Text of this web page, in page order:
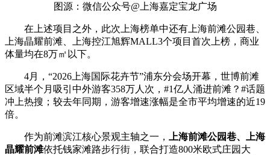
图源：微信公众号@上海嘉定宝龙广场
在上述项目之外，此次上海榜单中还有上海前滩公园巷、
上海晶耀前滩、上海控江旭辉MALL3个项目首次上榜，商业
体量均在8万㎡以下。
4月，“2026上海国际花卉节”浦东分会场开幕，世博前滩
区域半个月吸引中外游客358万人次，#1亿人涌进前滩？#话题
冲上热搜；较去年同期，游客增速涨幅是全市平均增速的近19
倍。
作为前滩滨江核心景观主轴之一，
上海前滩公园巷、上海
晶耀前滩依托钱家滩路步行街，联合打造800米欧式庄园大